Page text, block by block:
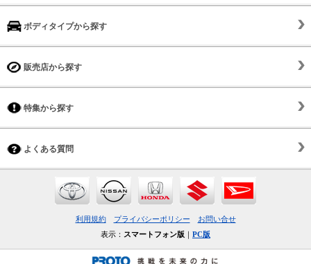
ボディタイプから探す
販売店から探す
特集から探す
よくある質問
利用規約 プライバシーポリシー
お問い合せ
表示： スマートフォン版 ｜ PC版